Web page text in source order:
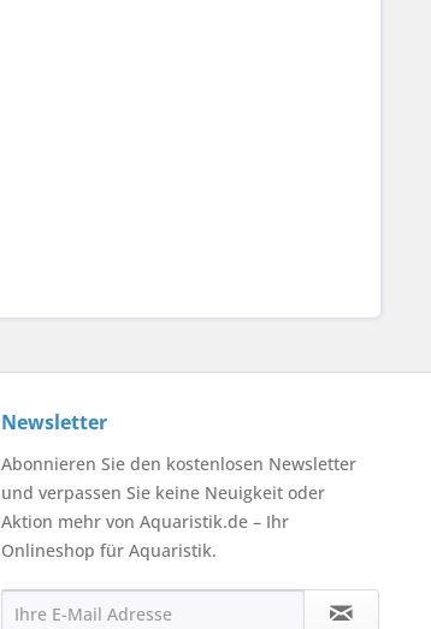
Newsletter
Abonnieren Sie den kostenlosen Newsletter
und verpassen Sie keine Neuigkeit oder
Aktion mehr von Aquaristik.de – Ihr
Onlineshop für Aquaristik.